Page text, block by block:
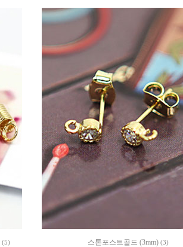
(5) 스톤포스트골드 (3mm) (3)